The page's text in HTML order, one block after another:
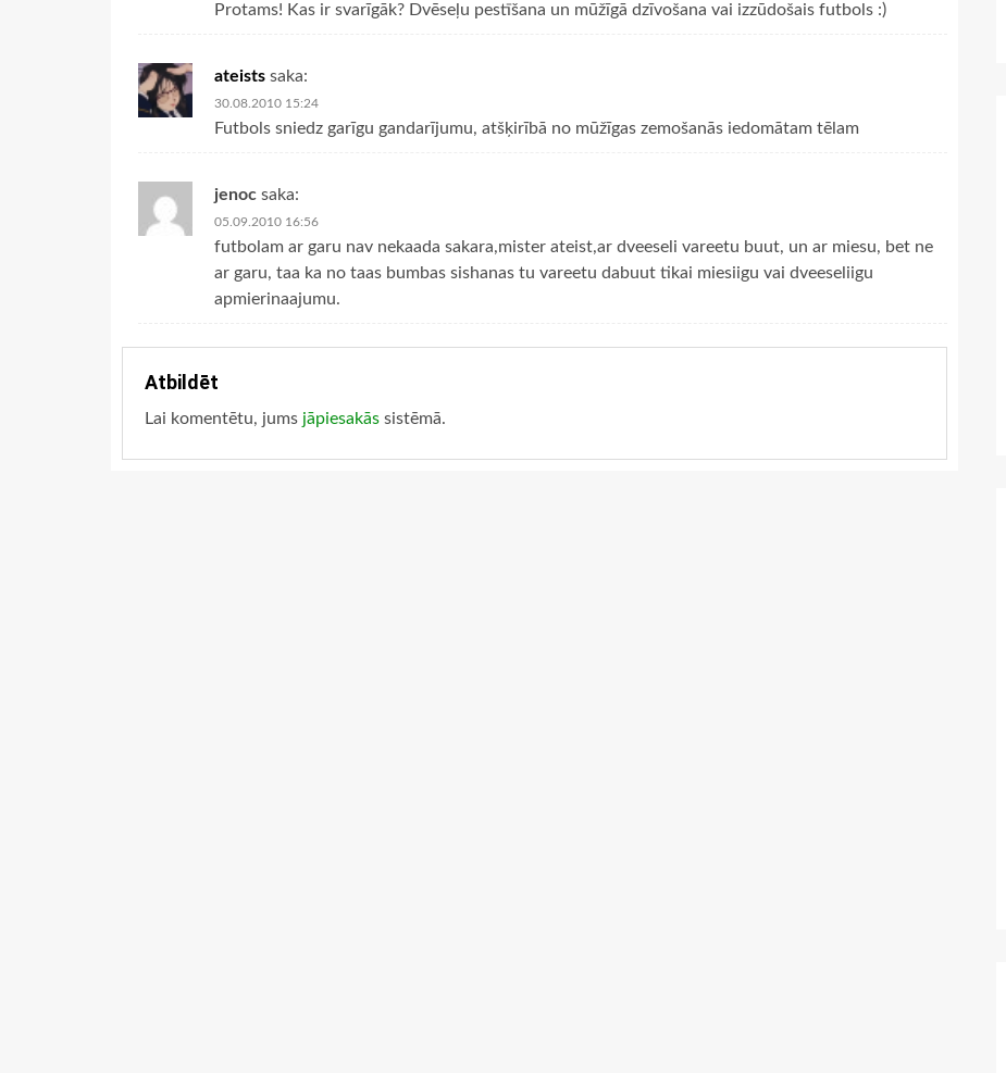
Protams! Kas ir svarīgāk? Dvēseļu pestīšana un mūžīgā dzīvošana vai izzūdošais futbols :)
ateists saka:
30.08.2010 15:24
Futbols sniedz garīgu gandarījumu, atšķirībā no mūžīgas zemošanās iedomātam tēlam
jenoc saka:
05.09.2010 16:56
futbolam ar garu nav nekaada sakara,mister ateist,ar dveeseli vareetu buut, un ar miesu, bet ne
ar garu, taa ka no taas bumbas sishanas tu vareetu dabuut tikai miesiigu vai dveeseliigu
apmierinaajumu.
Atbildēt
Lai komentētu, jums jāpiesakās sistēmā.